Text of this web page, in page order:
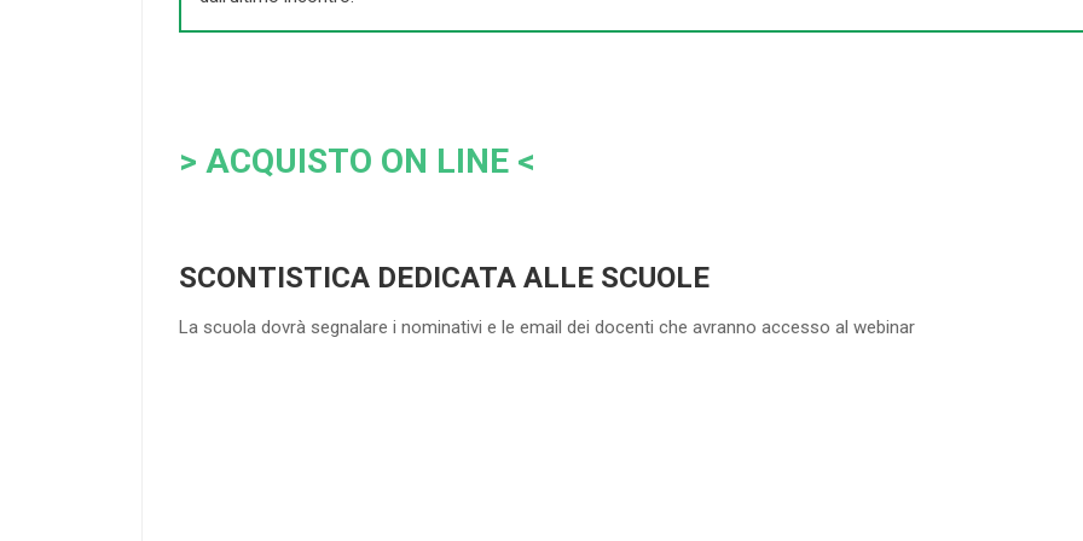
> ACQUISTO ON LINE <
SCONTISTICA DEDICATA ALLE SCUOLE
La scuola dovrà segnalare i nominativi e le email dei docenti che avranno accesso al webinar